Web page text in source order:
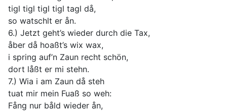
tigl tigl tigl tigl tagl då,
so watschlt er ån.
6.) Jetzt geht’s wieder durch die Tax,
åber då hoaßt’s wix wax,
i spring auf’n Zaun recht schön,
dort låßt er mi stehn.
7.) Wia i am Zaun då steh
tuat mir mein Fuaß so weh:
Fång nur båld wieder ån,